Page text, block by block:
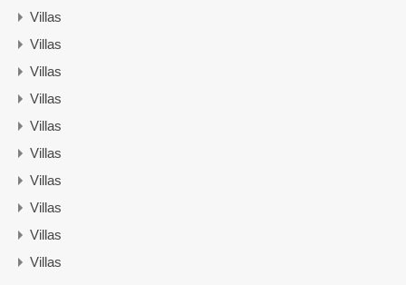
Villas
Villas
Villas
Villas
Villas
Villas
Villas
Villas
Villas
Villas